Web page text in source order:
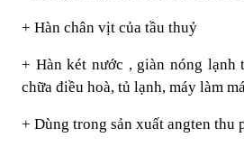
+ Hàn chân vịt của tầu thuỷ
+ Hàn két nước , giàn nóng lạnh
chữa điều hoà, tủ lạnh, máy làm
+ Dùng trong sản xuất angten thu